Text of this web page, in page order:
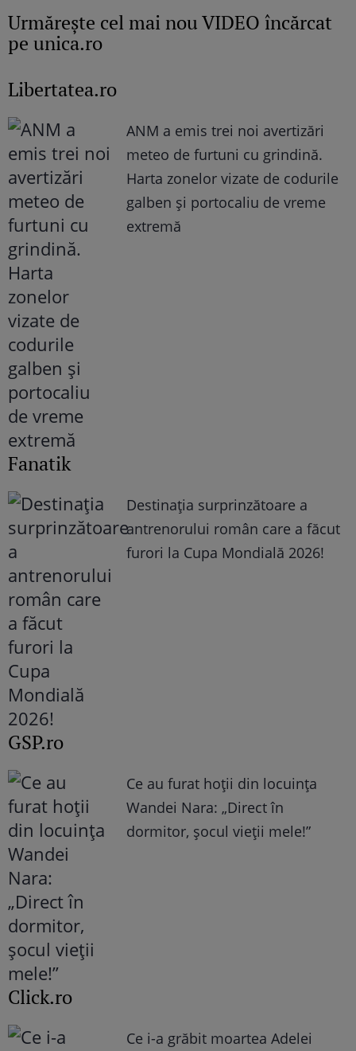
Urmăreşte cel mai nou VIDEO încărcat
pe unica.ro
Libertatea.ro
ANM a emis trei noi avertizări
meteo de furtuni cu grindină.
Harta zonelor vizate de codurile
galben și portocaliu de vreme
extremă
Fanatik
Destinația surprinzătoare a
antrenorului român care a făcut
furori la Cupa Mondială 2026!
GSP.ro
Ce au furat hoții din locuința
Wandei Nara: „Direct în
dormitor, șocul vieții mele!”
Click.ro
Ce i-a grăbit moartea Adelei